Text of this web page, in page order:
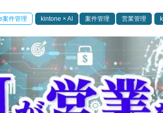
案件管理 kintone × AI 案件管理 営業管理